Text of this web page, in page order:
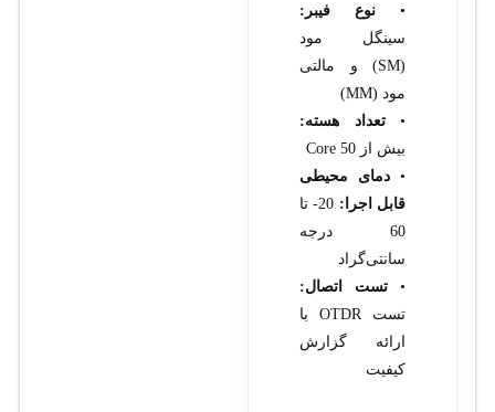
• نوع فیبر:
سینگل مود
(SM) و مالتی
مود (MM)
•تعداد هسته:
بیش از 50 Core
• دمای محیطی
قابل اجرا:
20- تا
60 درجه
سانتی‌گراد
• تست اتصال:
تست OTDR با
ارائه گزارش
کیفیت